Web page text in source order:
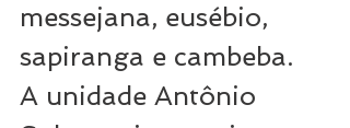
messejana, eusébio,
sapiranga e cambeba.
A unidade Antônio